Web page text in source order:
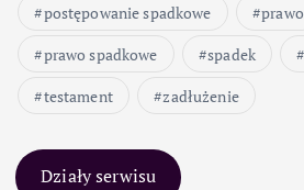
postępowanie spadkowe
prawo
prawo spadkowe
spadek
testament
zadłużenie
Działy serwisu